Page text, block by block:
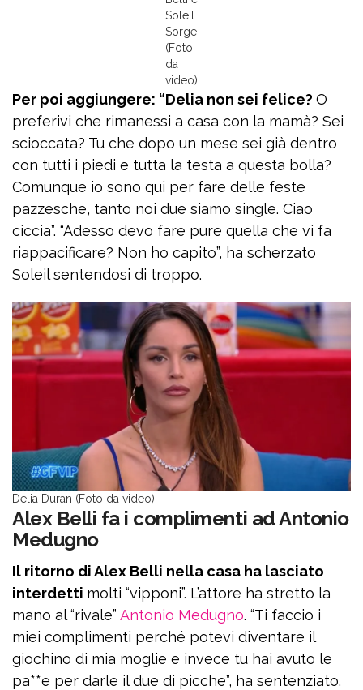
Soleil
Sorge
(Foto
da
video)
Per poi aggiungere: “Delia non sei felice? O
preferivi che rimanessi a casa con la mamà? Sei
scioccata? Tu che dopo un mese sei già dentro
con tutti i piedi e tutta la testa a questa bolla?
Comunque io sono qui per fare delle feste
pazzesche, tanto noi due siamo single. Ciao
ciccia”. “Adesso devo fare pure quella che vi fa
riappacificare? Non ho capito”, ha scherzato
Soleil sentendosi di troppo.
Delia Duran (Foto da video)
Alex Belli fa i complimenti ad Antonio
Medugno
Il ritorno di Alex Belli nella casa ha lasciato
interdetti molti “vipponi”. L’attore ha stretto la
mano al “rivale” Antonio Medugno. “Ti faccio i
miei complimenti perché potevi diventare il
giochino di mia moglie e invece tu hai avuto le
pa**e per darle il due di picche”, ha sentenziato.